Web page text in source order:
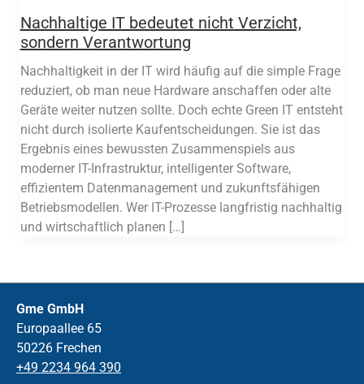
Nachhaltige IT bedeutet nicht Verzicht,
sondern Verantwortung
Nachhaltigkeit in der IT wird häufig auf die simple Frage
reduziert, ob man neue Hardware anschaffen oder alte
Geräte weiter nutzen sollte. Doch echte Green IT entsteht
nicht durch isolierte Kaufentscheidungen. Sie ist das
Ergebnis eines bewussten Zusammenspiels aus
moderner IT-Infrastruktur, intelligenter Software,
effizientem Datenmanagement und zukunftsfähigen
Betriebsmodellen. Wer IT-Prozesse langfristig nachhaltig
und wirtschaftlich planen […]
Gme GmbH
Europaallee 65
50226 Frechen
+49 2234 964 390